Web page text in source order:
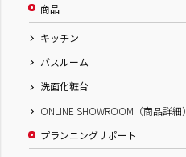
商品
キッチン
バスルーム
洗面化粧台
ONLINE SHOWROOM（商品詳細）
プランニングサポート